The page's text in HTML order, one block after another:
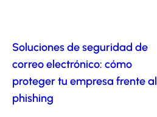
Soluciones de seguridad de
correo electrónico: cómo
proteger tu empresa frente al
phishing